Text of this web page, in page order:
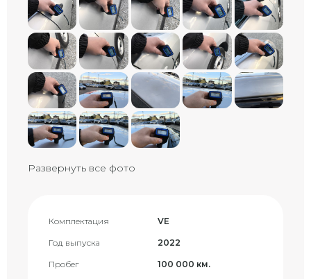
Развернуть все фото
Комплектация VE
Год выпуска 2022
Пробег 100 000 км.